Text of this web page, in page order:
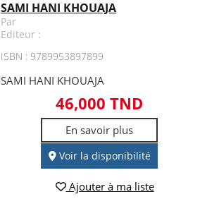
SAMI HANI KHOUAJA
Par
Editeur :
ISBN : 9789953897899
SAMI HANI KHOUAJA
46,000 TND
En savoir plus
Voir la disponibilité
Ajouter à ma liste